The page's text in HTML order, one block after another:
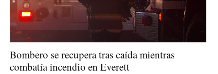
Bombero se recupera tras caída mientras
combatía incendio en Everett